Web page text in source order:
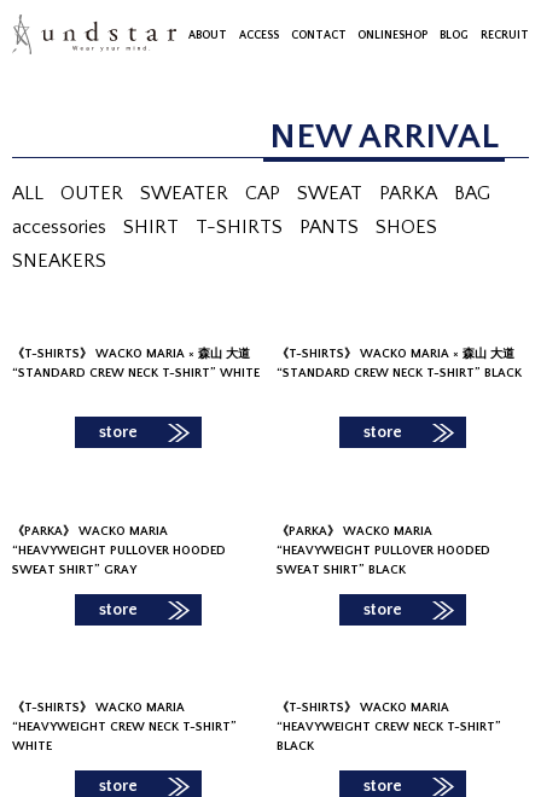
ABOUT ACCESS CONTACT ONLINESHOP BLOG RECRUIT
NEW ARRIVAL
ALL OUTER SWEATER CAP SWEAT PARKA
BAG
accessories
SHIRT T-SHIRTS PANTS
SHOES
SNEAKERS
《T-SHIRTS》 WACKO MARIA × 森山 大道
“STANDARD CREW NECK T-SHIRT” WHITE
store
《T-SHIRTS》WACKO MARIA × 森山 大道
“STANDARD CREW NECK T-SHIRT” BLACK
store
《PARKA》 WACKO MARIA
“HEAVYWEIGHT PULLOVER HOODED
SWEAT SHIRT” GRAY
store
《PARKA》WACKO MARIA
“HEAVYWEIGHT PULLOVER HOODED
SWEAT SHIRT” BLACK
store
《T-SHIRTS》 WACKO MARIA
“HEAVYWEIGHT CREW NECK T-SHIRT”
WHITE
store
《T-SHIRTS》WACKO MARIA
“HEAVYWEIGHT CREW NECK T-SHIRT”
BLACK
store